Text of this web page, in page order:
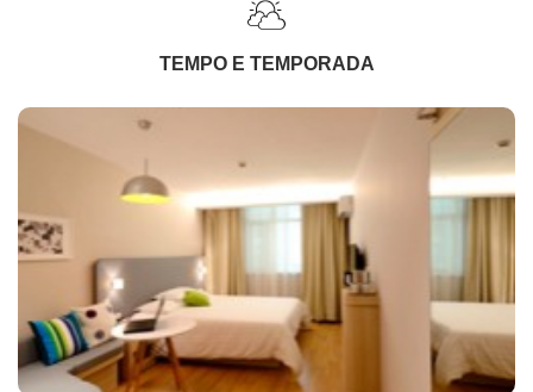
TEMPO E TEMPORADA